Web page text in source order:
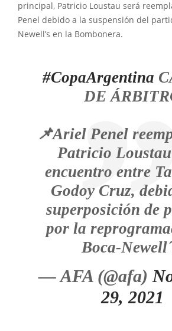
principal, Patricio Loustau será
Penel debido a la suspensión del
Newell’s en la Bombonera.
#CopaArgentina
DE
📌Ariel Penel
Patricio
encuentro entre
Godoy Cruz,
superposición de
por la
Boca-
— AFA (@afa)
29, 2021